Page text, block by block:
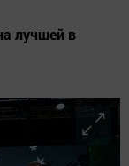
лучшей в